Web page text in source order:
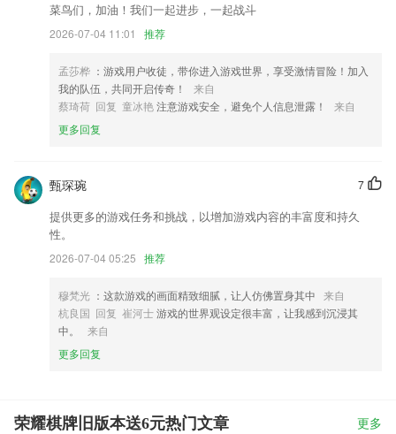
菜鸟们，加油！我们一起进步，一起战斗
2026-07-04 11:01 推荐
孟莎桦 ：游戏用户收徒，带你进入游戏世界，享受激情冒险！加入
我的队伍，共同开启传奇！
来自
蔡琦荷 回复 童冰艳注意游戏安全，避免个人信息泄露！
来自
更多回复
7
甄琛琬
提供更多的游戏任务和挑战，以增加游戏内容的丰富度和持久
性。
2026-07-04 05:25 推荐
穆梵光 ：这款游戏的画面精致细腻，让人仿佛置身其中 来自
杭良国 回复 崔河士游戏的世界观设定很丰富，让我感到沉浸其
中。
来自
更多回复
荣耀棋牌旧版本送6元热门文章 更多